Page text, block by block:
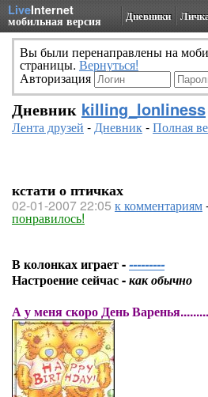
LiveInternet
мобильная версия Дневники
Вы были перенаправлены на
страницы. Вернуться!
Авторизация
Дневник killing_lonliness
Лента друзей -Дневник-Полная
кстати о птичках
02-01-2007 22:05 к комментариям
понравилось!
В колонках играет ----------
Настроение сейчас -как обычно
А у меня скоро День